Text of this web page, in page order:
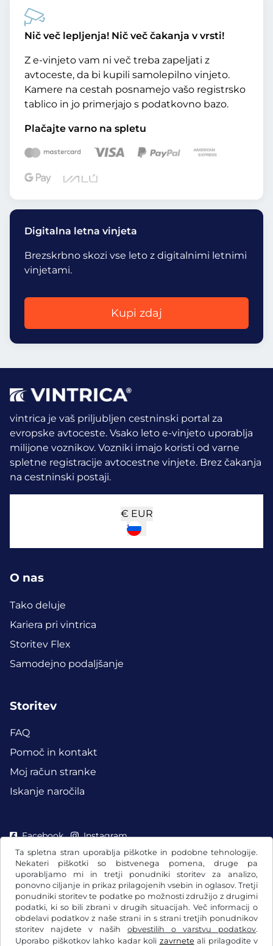
Ta spletna stran uporablja piškotke in podobne tehnologije.
Nekateri piškotki so bistvenega pomena, druge pa
uporabljamo mi in tretji ponudniki storitev za analizo,
ponovno ciljanje in prikaz prilagojenih vsebin in oglasov. Tretji
ponudniki storitev te podatke po možnosti združijo z drugimi
podatki, ki so bili zbrani v drugih situacijah. Več informacij o
obdelavi podatkov z naše strani in s strani tretjih ponudnikov
storitev najdete v naših obvestilih o varstvu podatkov.
Uporabo piškotkov lahko kadar koli zavrneteali prilagodite v
Nič več lepljenja! Nič več čakanja v vrsti!
Z e-vinjeto vam ni več treba zapeljati z
avtoceste, da bi kupili samolepilno vinjeto.
Kamere na cestah posnamejo vašo registrsko
tablico in jo primerjajo s podatkovno bazo.
Plačajte varno na spletu
Digitalna letna vinjeta
Brezskrbno skozi vse leto z digitalnimi letnimi
vinjetami.
Kupi zdaj
vintrica je vaš priljubljen cestninski portal za
evropske avtoceste. Vsako leto e-vinjeto uporablja
milijone voznikov. Vozniki imajo koristi od varne
spletne registracije avtocestne vinjete. Brez čakanja
na cestninski postaji.
€ EUR
O nas
Tako deluje
Kariera pri vintrica
Storitev Flex
Samodejno podaljšanje
Storitev
FAQ
Pomoč in kontakt
Moj račun stranke
Iskanje naročila
Facebook Instagram